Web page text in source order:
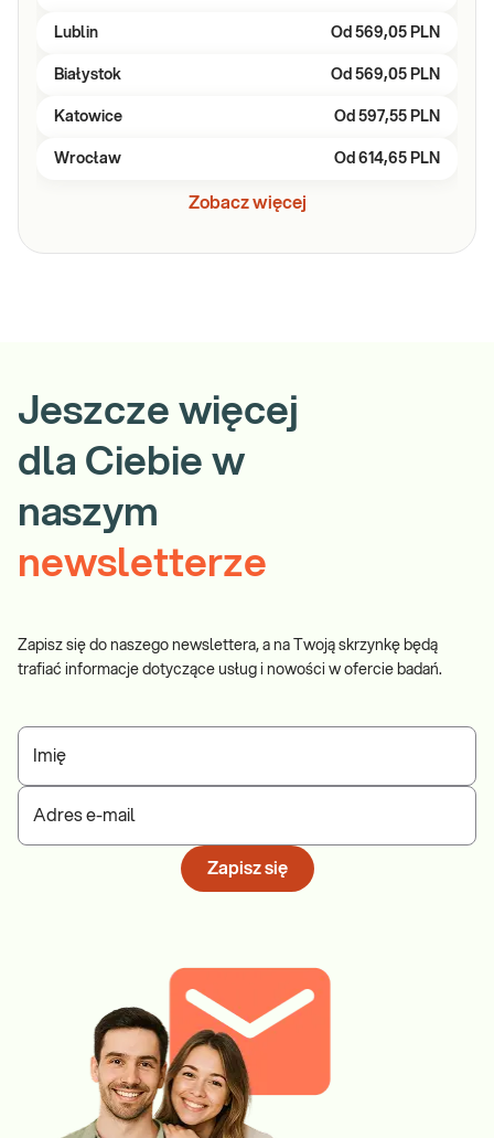
Lublin Od 569,05 PLN
Białystok Od 569,05 PLN
Katowice Od 597,55 PLN
Wrocław Od 614,65 PLN
Zobacz więcej
Jeszcze więcej
dla Ciebie w
naszym
newsletterze
Zapisz się do naszego newslettera, a na Twoją skrzynkę będą
trafiać informacje dotyczące usług i nowości w ofercie badań.
Imię
Adres e-mail
Zapisz się